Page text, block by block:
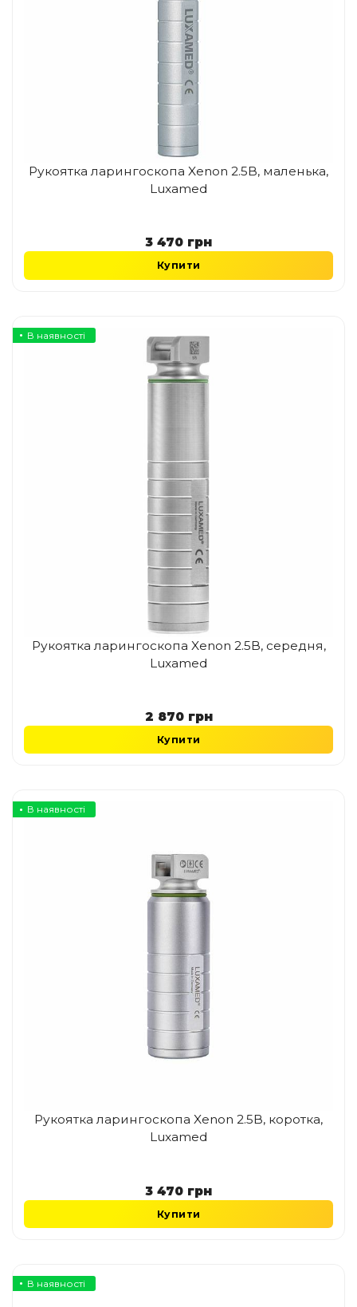
Рукоятка ларингоскопа Xenon 2.5В, маленька,
Luxamed
3 470 грн
Купити
В наявності
Рукоятка ларингоскопа Xenon 2.5В, середня,
Luxamed
2 870 грн
Купити
В наявності
Рукоятка ларингоскопа Xenon 2.5В, коротка,
Luxamed
3 470 грн
Купити
В наявності